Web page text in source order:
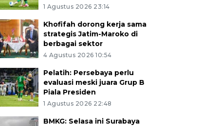
1 Agustus 2026 23:14
Khofifah dorong kerja sama
strategis Jatim-Maroko di
berbagai sektor
4 Agustus 2026 10:54
Pelatih: Persebaya perlu
evaluasi meski juara Grup B
Piala Presiden
1 Agustus 2026 22:48
BMKG: Selasa ini Surabaya